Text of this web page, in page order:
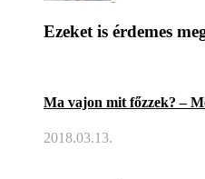
Ezeket is érdemes
Ma vajon mit főzzek? –
2018.03.13.